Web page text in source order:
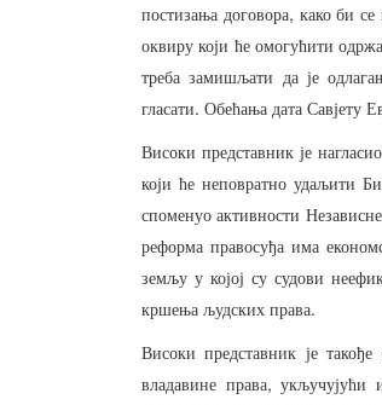
постизања договора, како би се
оквиру који ће омогућити
треба замишљати да је
гласати. Обећања дата Савјету
Високи представник је нагласио
који ће неповратно удаљити
споменуо активности Независне
реформа правосуђа има
земљу у којој су судови
кршења људских права.
Високи представник је такође
владавине права,укључујући